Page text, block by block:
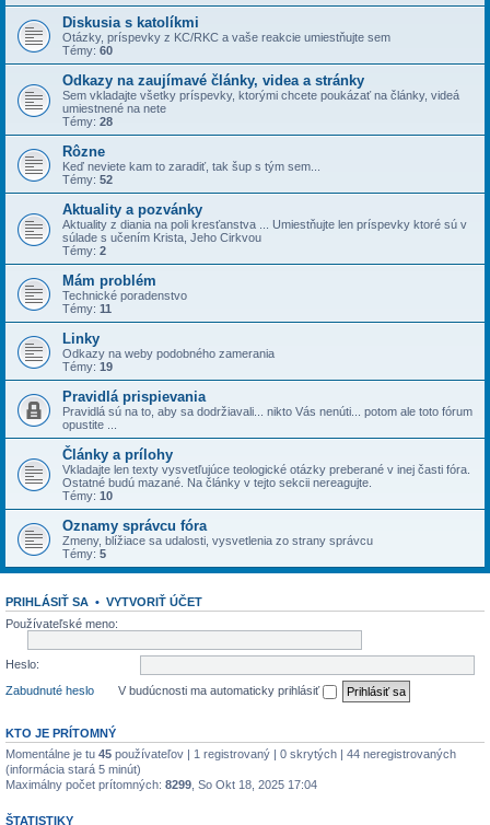
Diskusia s katolíkmi
Otázky, príspevky z KC/RKC a vaše reakcie umiestňujte sem
Témy: 60
Odkazy na zaujímavé články, videa a stránky
Sem vkladajte všetky príspevky, ktorými chcete poukázať na články, videá
umiestnené na nete
Témy: 28
Rôzne
Keď neviete kam to zaradiť, tak šup s tým sem...
Témy: 52
Aktuality a pozvánky
Aktuality z diania na poli kresťanstva ... Umiestňujte len príspevky ktoré sú v
súlade s učením Krista, Jeho Cirkvou
Témy: 2
Mám problém
Technické poradenstvo
Témy: 11
Linky
Odkazy na weby podobného zamerania
Témy: 19
Pravidlá prispievania
Pravidlá sú na to, aby sa dodržiavali... nikto Vás nenúti... potom ale toto fórum
opustite ...
Články a prílohy
Vkladajte len texty vysvetľujúce teologické otázky preberané v inej časti fóra.
Ostatné budú mazané. Na články v tejto sekcii nereagujte.
Témy: 10
Oznamy správcu fóra
Zmeny, blížiace sa udalosti, vysvetlenia zo strany správcu
Témy: 5
PRIHLÁSIŤ SA • VYTVORIŤ ÚČET
Používateľské meno:
Heslo:
Zabudnuté heslo
V budúcnosti ma automaticky prihlásiť
KTO JE PRÍTOMNÝ
Momentálne je tu 45 používateľov | 1 registrovaný | 0 skrytých | 44 neregistrovaných
(informácia stará 5 minút)
Maximálny počet prítomných: 8299 , So Okt 18, 2025 17:04
ŠTATISTIKY